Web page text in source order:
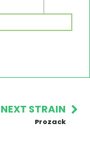
NEXT STRAIN
Prozack